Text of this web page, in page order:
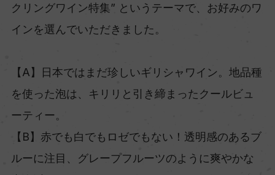
クリングワイン特集” というテーマで、お好みのワ
インを選んでいただきました。
【A】日本ではまだ珍しいギリシャワイン。地品種
を使った泡は、キリリと引き締まったクールビュ
ーティー。
【B】赤でも白でもロゼでもない！透明感のあるブ
ルーに注目、グレープフルーツのように爽やかな